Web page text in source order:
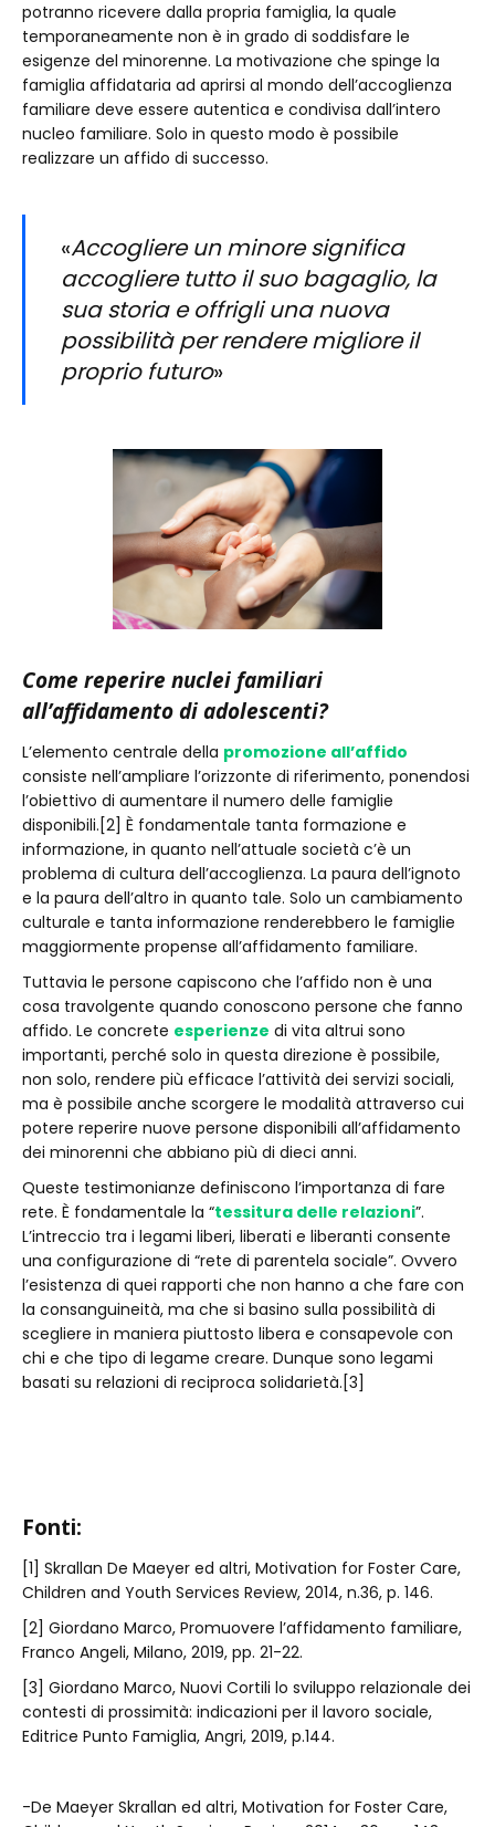
potranno ricevere dalla propria famiglia, la quale
temporaneamente non è in grado di soddisfare le
esigenze del minorenne. La motivazione che spinge la
famiglia affidataria ad aprirsi al mondo dell’accoglienza
familiare deve essere autentica e condivisa dall’intero
nucleo familiare. Solo in questo modo è possibile
realizzare un affido di successo.
«Accogliere un minore significa
accogliere tutto il suo bagaglio, la
sua storia e offrigli una nuova
possibilità per rendere migliore il
proprio futuro»
Come reperire nuclei familiari
all’affidamento di adolescenti?
L’elemento centrale della promozione all’affido
consiste nell’ampliare l’orizzonte di riferimento, ponendosi
l’obiettivo di aumentare il numero delle famiglie
disponibili.[2] È fondamentale tanta formazione e
informazione, in quanto nell’attuale società c’è un
problema di cultura dell’accoglienza. La paura dell’ignoto
e la paura dell’altro in quanto tale. Solo un cambiamento
culturale e tanta informazione renderebbero le famiglie
maggiormente propense all’affidamento familiare.
Tuttavia le persone capiscono che l’affido non è una
cosa travolgente quando conoscono persone che fanno
affido. Le concrete esperienze di vita altrui sono
importanti, perché solo in questa direzione è possibile,
non solo, rendere più efficace l’attività dei servizi sociali,
ma è possibile anche scorgere le modalità attraverso cui
potere reperire nuove persone disponibili all’affidamento
dei minorenni che abbiano più di dieci anni.
Queste testimonianze definiscono l’importanza di fare
rete. È fondamentale la “tessitura delle relazioni”.
L’intreccio tra i legami liberi, liberati e liberanti consente
una configurazione di “rete di parentela sociale”. Ovvero
l’esistenza di quei rapporti che non hanno a che fare con
la consanguineità, ma che si basino sulla possibilità di
scegliere in maniera piuttosto libera e consapevole con
chi e che tipo di legame creare. Dunque sono legami
basati su relazioni di reciproca solidarietà.[3]
Fonti:
[1] Skrallan De Maeyer ed altri, Motivation for Foster Care,
Children and Youth Services Review, 2014, n.36, p. 146.
[2] Giordano Marco, Promuovere l’affidamento familiare,
Franco Angeli, Milano, 2019, pp. 21-22.
[3] Giordano Marco, Nuovi Cortili lo sviluppo relazionale dei
contesti di prossimità: indicazioni per il lavoro sociale,
Editrice Punto Famiglia, Angri, 2019, p.144.
-De Maeyer Skrallan ed altri, Motivation for Foster Care,